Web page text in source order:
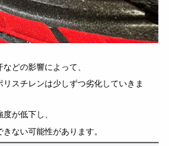
どの影響によって、
スチレンは少しずつ劣化していきま
が低下し、
ない可能性があります。